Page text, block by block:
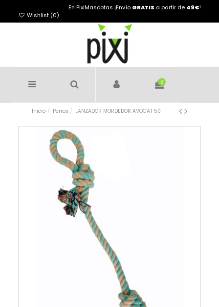
En PixiMascotas ¡Envío GRATIS a partir de 49€!
Wishlist (0)
0
Inicio Perros LANZADOR MORDEDOR AVOCAT 50